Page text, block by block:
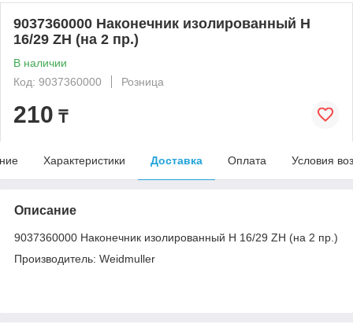
9037360000 Наконечник изолированный H
16/29 ZH (на 2 пр.)
В наличии
Код: 9037360000
Розница
210 ₸
Характеристики Доставка Оплата Условия
Описание
9037360000 Наконечник изолированный H 16/29 ZH (на 2 пр.)
Производитель: Weidmuller